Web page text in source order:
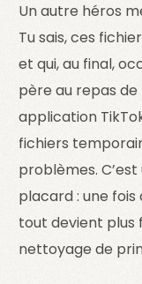
Un autre héros
Tu sais, ces
et qui, au final,
père au repas
application
fichiers
problèmes.
placard : une fois
tout devient plus
nettoyage de